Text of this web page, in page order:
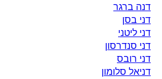
דנה ברגר
דני בסן
דני ליטני
דני סנדרסון
דני רובס
דניאל סלומון